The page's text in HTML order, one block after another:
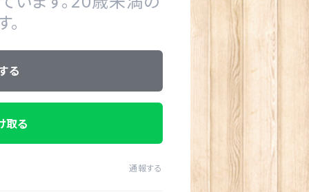
る
取る
通報する